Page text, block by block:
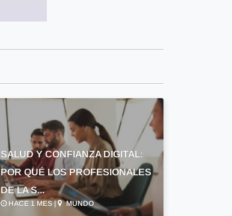
SALUD Y CONFIANZA DIGITAL:
POR QUÉ LOS PROFESIONALES
DE LA S...
HACE 1 MES | MUNDO